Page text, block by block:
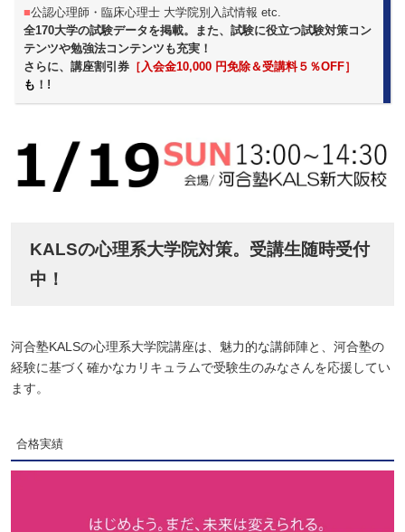
■公認心理師・臨床心理士 大学院別入試情報 etc.
全170大学の試験データを掲載。また、試験に役立つ試験対策コン
テンツや勉強法コンテンツも充実！
さらに、講座割引券 ［入会金10,000 円免除＆受講料５％OFF］
も ！!
KALSの心理系大学院対策。受講生随時受付
中！
河合塾KALSの心理系大学院講座は、魅力的な講師陣と、河合塾の
経験に基づく確かなカリキュラムで受験生のみなさんを応援してい
ます。
合格実績